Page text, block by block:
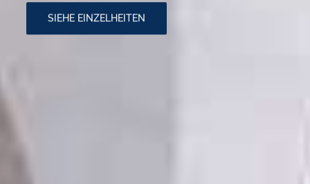
SIEHE EINZELHEITEN